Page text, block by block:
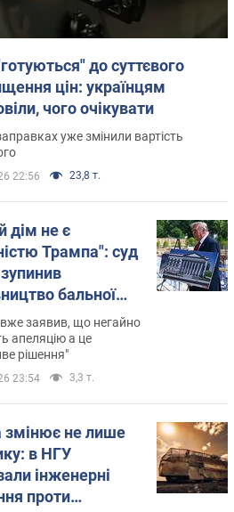
до суттєвого
цін: українцям
чого очікувати
уже змінили вартість
22:56 23,8 т.
дім не є
Трампа": суд
бальної
$400 млн
заявив, що негайно
апеляцію а це
рішення"
23:54 3,3 т.
змінює не лише
в НГУ
інженерні
проти